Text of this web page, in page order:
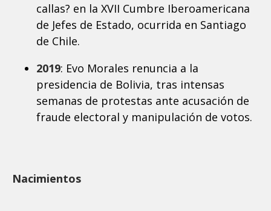
callas? en la XVII Cumbre Iberoamericana
de Jefes de Estado, ocurrida en Santiago
de Chile.
2019: Evo Morales renuncia a la
presidencia de Bolivia, tras intensas
semanas de protestas ante acusación de
fraude electoral y manipulación de votos.
Nacimientos